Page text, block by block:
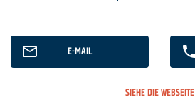
E-MAIL
SIEHE DIE WEBSEITE